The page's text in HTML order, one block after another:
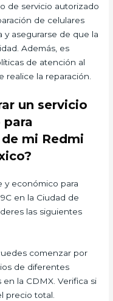
de servicio autorizado
de celulares
asegurarse de que la
Además, es
de atención al
la reparación.
un servicio
mi Redmi
y económico para
en la Ciudad de
las siguientes
comenzar por
de diferentes
la CDMX. Verifica si
precio total.